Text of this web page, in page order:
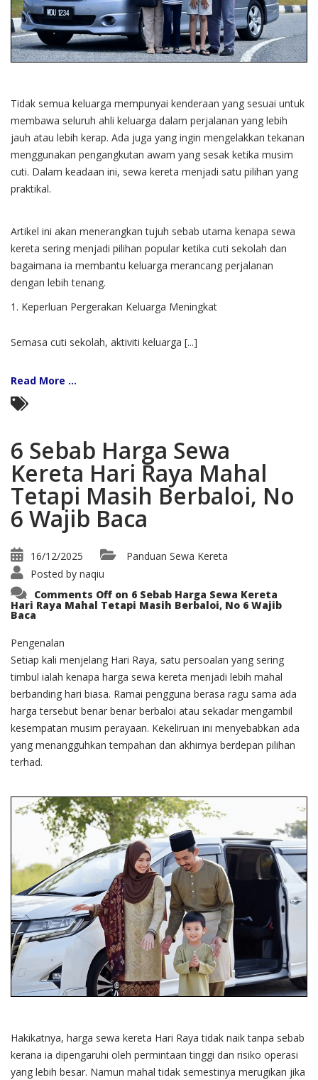
Tidak semua keluarga mempunyai kenderaan yang sesuai untuk
membawa seluruh ahli keluarga dalam perjalanan yang lebih
jauh atau lebih kerap. Ada juga yang ingin mengelakkan tekanan
menggunakan pengangkutan awam yang sesak ketika musim
cuti. Dalam keadaan ini, sewa kereta menjadi satu pilihan yang
praktikal.
Artikel ini akan menerangkan tujuh sebab utama kenapa sewa
kereta sering menjadi pilihan popular ketika cuti sekolah dan
bagaimana ia membantu keluarga merancang perjalanan
dengan lebih tenang.
1. Keperluan Pergerakan Keluarga Meningkat
Semasa cuti sekolah, aktiviti keluarga [...]
Read More ...
6 Sebab Harga Sewa
Kereta Hari Raya Mahal
Tetapi Masih Berbaloi, No
6 Wajib Baca
16/12/2025
Panduan Sewa Kereta
Posted by naqiu
Comments Off on 6 Sebab Harga Sewa Kereta
Hari Raya Mahal Tetapi Masih Berbaloi, No 6 Wajib
Baca
Pengenalan
Setiap kali menjelang Hari Raya, satu persoalan yang sering
timbul ialah kenapa harga sewa kereta menjadi lebih mahal
berbanding hari biasa. Ramai pengguna berasa ragu sama ada
harga tersebut benar benar berbaloi atau sekadar mengambil
kesempatan musim perayaan. Kekeliruan ini menyebabkan ada
yang menangguhkan tempahan dan akhirnya berdepan pilihan
terhad.
Hakikatnya, harga sewa kereta Hari Raya tidak naik tanpa sebab
kerana ia dipengaruhi oleh permintaan tinggi dan risiko operasi
yang lebih besar. Namun mahal tidak semestinya merugikan jika